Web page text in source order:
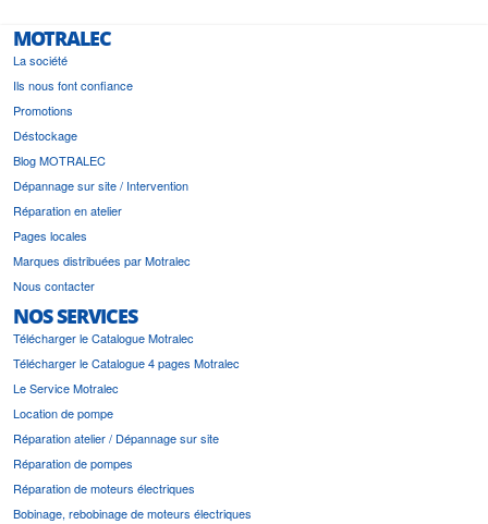
MOTRALEC
La société
Ils nous font confiance
Promotions
Déstockage
Blog MOTRALEC
Dépannage sur site / Intervention
Réparation en atelier
Pages locales
Marques distribuées par Motralec
Nous contacter
NOS SERVICES
Télécharger le Catalogue Motralec
Télécharger le Catalogue 4 pages Motralec
Le Service Motralec
Location de pompe
Réparation atelier / Dépannage sur site
Réparation de pompes
Réparation de moteurs électriques
Bobinage, rebobinage de moteurs électriques